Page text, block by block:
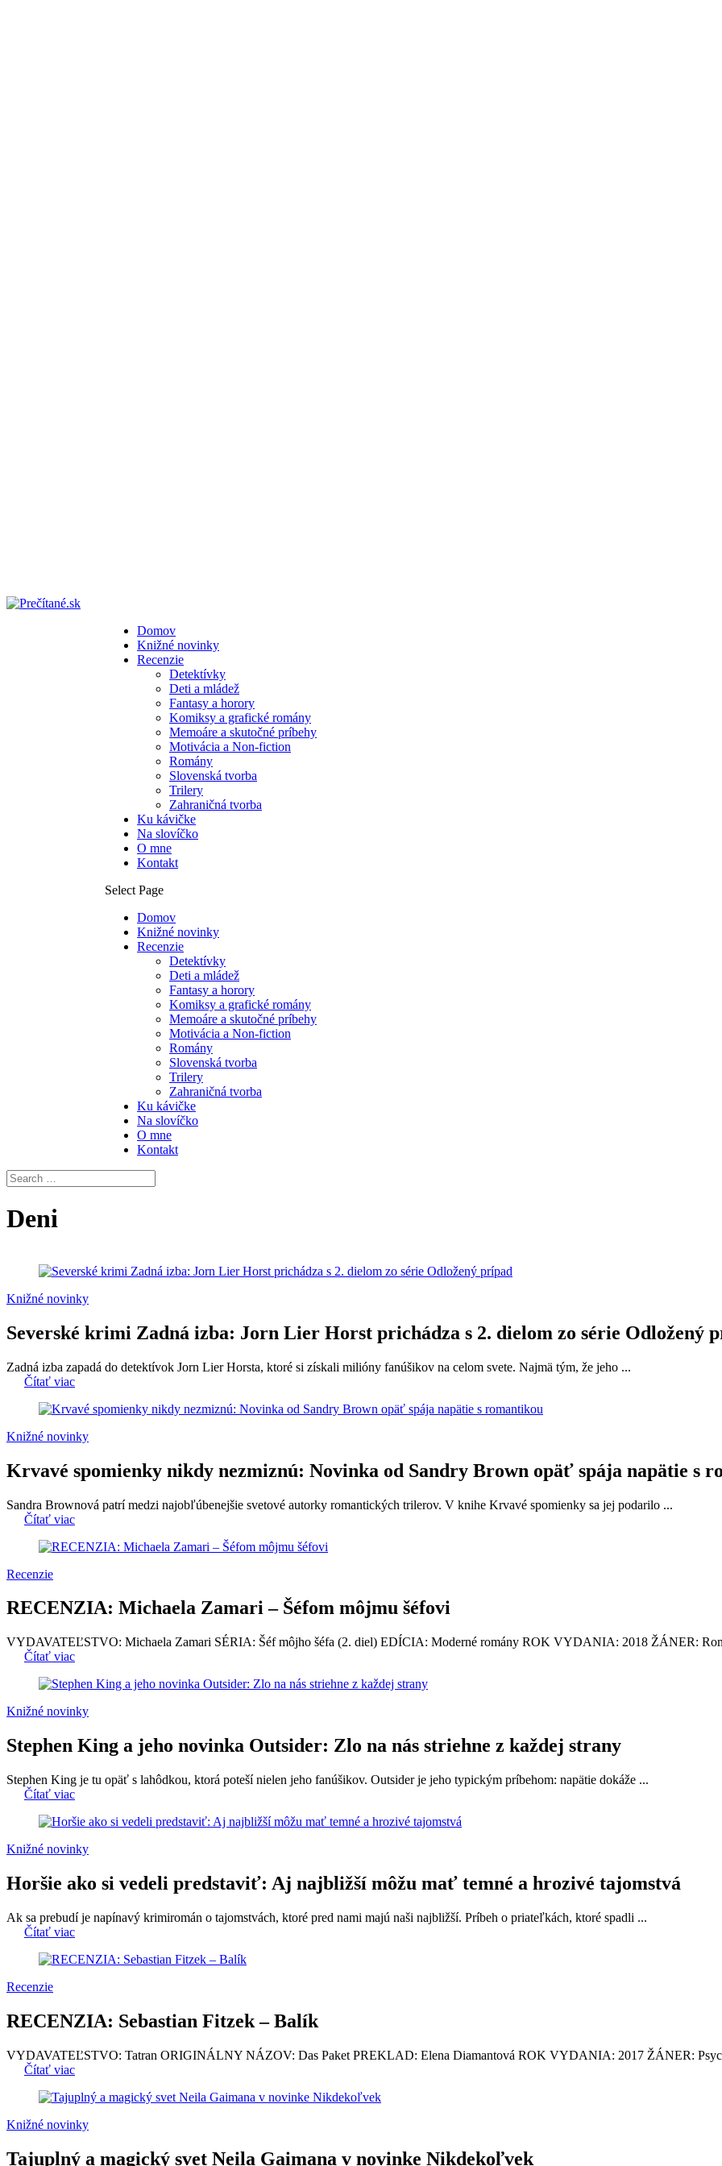
Domov
Knižné novinky
Recenzie
Detektívky
Deti a mládež
Fantasy a horory
Komiksy a grafické romány
Memoáre a skutočné príbehy
Motivácia a Non-fiction
Romány
Slovenská tvorba
Trilery
Zahraničná tvorba
Ku kávičke
Na slovíčko
O mne
Kontakt
Select Page
Domov
Knižné novinky
Recenzie
Detektívky
Deti a mládež
Fantasy a horory
Komiksy a grafické romány
Memoáre a skutočné príbehy
Motivácia a Non-fiction
Romány
Slovenská tvorba
Trilery
Zahraničná tvorba
Ku kávičke
Na slovíčko
O mne
Kontakt
Deni
Knižné novinky
Severské krimi Zadná izba: Jorn Lier Horst prichádza s 2. dielom zo série Odložený
Zadná izba zapadá do detektívok Jorn Lier Horsta, ktoré si získali milióny fanúšikov na celom svete. Najmä tým, že jeho ...
Čítať viac
Knižné novinky
Krvavé spomienky nikdy nezmiznú: Novinka od Sandry Brown opäť spája napätie s
Sandra Brownová patrí medzi najobľúbenejšie svetové autorky romantických trilerov. V knihe Krvavé spomienky sa jej podarilo ...
Čítať viac
Recenzie
RECENZIA: Michaela Zamari – Šéfom môjmu šéfovi
VYDAVATEĽSTVO: Michaela Zamari SÉRIA: Šéf môjho šéfa (2. diel) EDÍCIA: Moderné romány ROK VYDANIA: 2018 ŽÁNER:
Čítať viac
Knižné novinky
Stephen King a jeho novinka Outsider: Zlo na nás striehne z každej strany
Stephen King je tu opäť s lahôdkou, ktorá poteší nielen jeho fanúšikov. Outsider je jeho typickým príbehom: napätie dokáže ...
Čítať viac
Knižné novinky
Horšie ako si vedeli predstaviť: Aj najbližší môžu mať temné a hrozivé tajomstvá
Ak sa prebudí je napínavý krimiromán o tajomstvách, ktoré pred nami majú naši najbližší. Príbeh o priateľkách, ktoré spadli ...
Čítať viac
Recenzie
RECENZIA: Sebastian Fitzek – Balík
VYDAVATEĽSTVO: Tatran ORIGINÁLNY NÁZOV: Das Paket PREKLAD: Elena Diamantová ROK VYDANIA: 2017 ŽÁNER:
Čítať viac
Knižné novinky
Tajuplný a magický svet Neila Gaimana v novinke Nikdekoľvek